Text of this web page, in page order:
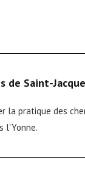
de Saint-
la pratique des
l'Yonne.